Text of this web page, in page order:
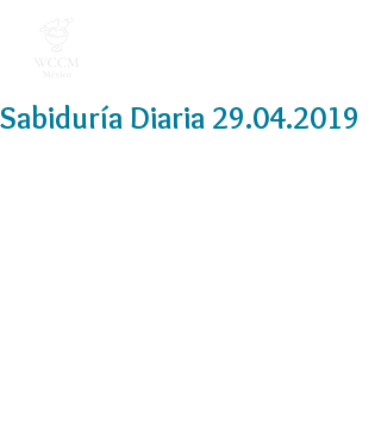
Sabiduría Diaria 29.04.2019